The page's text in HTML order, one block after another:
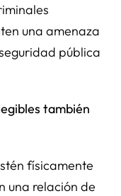
una amenaza
pública
también
físicamente
una relación de